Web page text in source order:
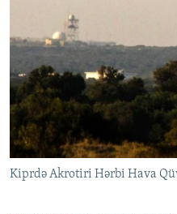
Kiprdə Akrotiri Hərbi Hava